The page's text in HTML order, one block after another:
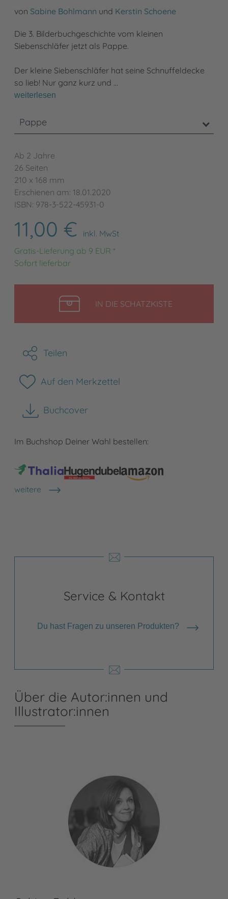
von Sabine Bohlmann und Kerstin Schoene
Die 3. Bilderbuchgeschichte vom kleinen
Siebenschläfer jetzt als Pappe.
Der kleine Siebenschläfer hat seine Schnuffeldecke
so lieb! Nur ganz kurz und …
weiterlesen
Pappe
Ab 2 Jahre
26 Seiten
210 x 168 mm
Erschienen am: 18.01.2020
ISBN: 978-3-522-45931-0
11,00 €
inkl. MwSt
Gratis-Lieferung ab 9 EUR *
Sofort lieferbar
IN DIE SCHATZKISTELEGEN
Teilen
Auf den Merkzettel
Buchcover
herunterladen
Im Buchshop Deiner Wahl bestellen:
weitere
Shops anzeigen
Service & Kontakt
Du hast Fragen zu unseren Produkten?
Über die Autor:innen und
Illustrator:innen